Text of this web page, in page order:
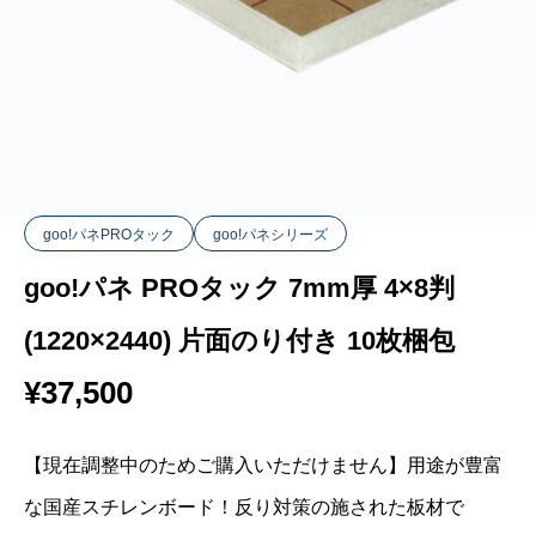
goo!パネPROタック goo!パネシリーズ
goo!パネ PROタック 7mm厚 4×8判
(1220×2440) 片面のり付き 10枚梱包
¥37,500
【現在調整中のためご購入いただけません】用途が豊富
な国産スチレンボード！反り対策の施された板材で